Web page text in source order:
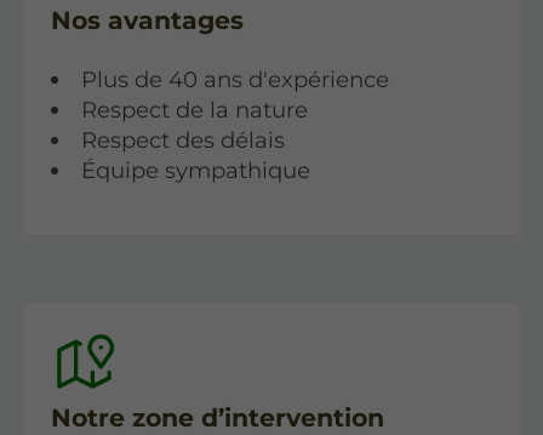
Nos avantages
Plus de 40 ans d'expérience
Respect de la nature
Respect des délais
Équipe sympathique
Notre zone d’intervention